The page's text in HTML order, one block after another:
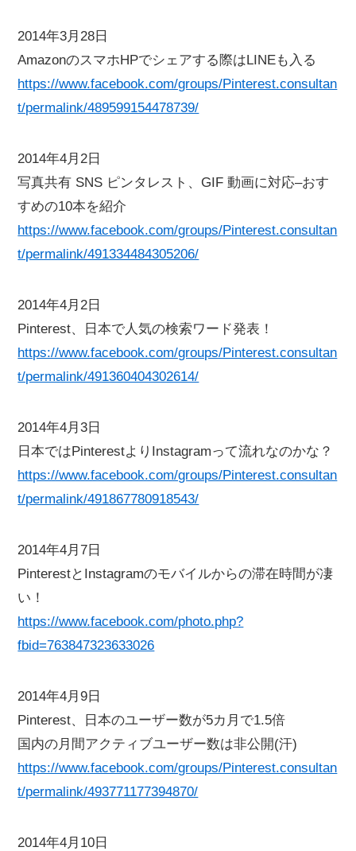
2014年3月28日
AmazonのスマホHPでシェアする際はLINEも入る
https://www.facebook.com/groups/Pinterest.consultan
t/permalink/489599154478739/
2014年4月2日
写真共有 SNS ピンタレスト、GIF 動画に対応–おす
すめの10本を紹介
https://www.facebook.com/groups/Pinterest.consultan
t/permalink/491334484305206/
2014年4月2日
Pinterest、日本で人気の検索ワード発表！
https://www.facebook.com/groups/Pinterest.consultan
t/permalink/491360404302614/
2014年4月3日
日本ではPinterestよりInstagramって流れなのかな？
https://www.facebook.com/groups/Pinterest.consultan
t/permalink/491867780918543/
2014年4月7日
PinterestとInstagramのモバイルからの滞在時間が凄
い！
https://www.facebook.com/photo.php?
fbid=763847323633026
2014年4月9日
Pinterest、日本のユーザー数が5カ月で1.5倍
国内の月間アクティブユーザー数は非公開(汗)
https://www.facebook.com/groups/Pinterest.consultan
t/permalink/493771177394870/
2014年4月10日